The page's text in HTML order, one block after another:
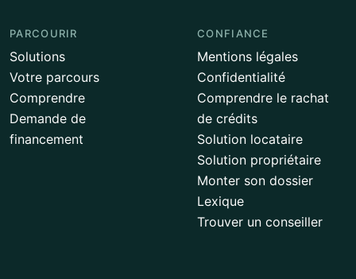
PARCOURIR
Solutions
Votre parcours
Comprendre
Demande de
financement
CONFIANCE
Mentions légales
Confidentialité
Comprendre le rachat
de crédits
Solution locataire
Solution propriétaire
Monter son dossier
Lexique
Trouver un conseiller